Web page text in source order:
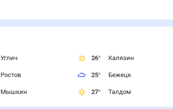
Углич
Ростов
Мышкин
26° Калязин
25° Бежецк
27° Талдом